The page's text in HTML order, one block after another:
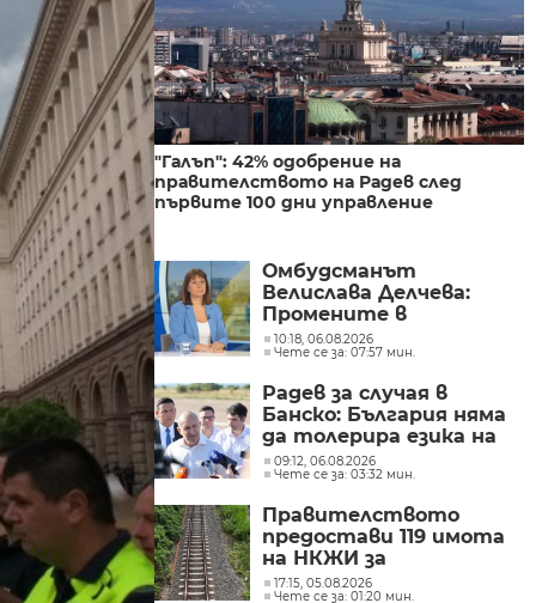
"Галъп": 42% одобрение на
правителството на Радев след
първите 100 дни управление
Омбудсманът
Велислава Делчева:
Промените в
трудовото
законодателство не
могат да се правят
през бюджета
10:18, 06.08.2026
Чете се за: 07:57 мин.
Радев за случая в
Банско: България няма
да толерира езика на
омразата
09:12, 06.08.2026
Чете се за: 03:32 мин.
Правителството
предостави 119 имота
на НКЖИ за
модернизацията на
17:15, 05.08.2026
Чете се за: 01:20 мин.